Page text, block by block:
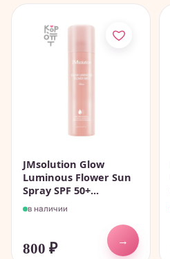
JMsolution Glow
Luminous Flower Sun
Spray SPF 50+...
в наличии
800 ₽
→